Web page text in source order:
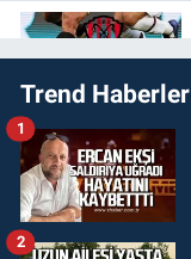
Trend Haberler
1
2